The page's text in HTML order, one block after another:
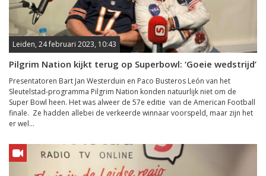
Leiden, 24 februari 2023, 10:43
Pilgrim Nation kijkt terug op Superbowl: ‘Goeie wedstrijd’
Presentatoren Bart Jan Westerduin en Paco Busteros León van het
Sleutelstad-programma Pilgrim Nation konden natuurlijk niet om de
Super Bowl heen. Het was alweer de 57e editie van de American Football
finale. Ze hadden allebei de verkeerde winnaar voorspeld, maar zijn het
er wel...